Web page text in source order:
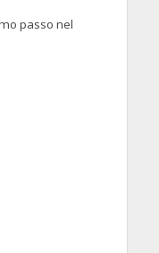
passo nel